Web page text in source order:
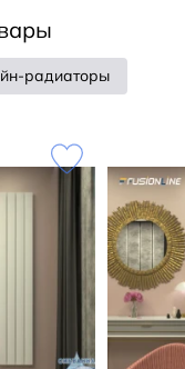
10
Россия
Предлагаем не
FUSIONLINE,
любой
заиграл
площадь
RAL R9003MT
радиаторы